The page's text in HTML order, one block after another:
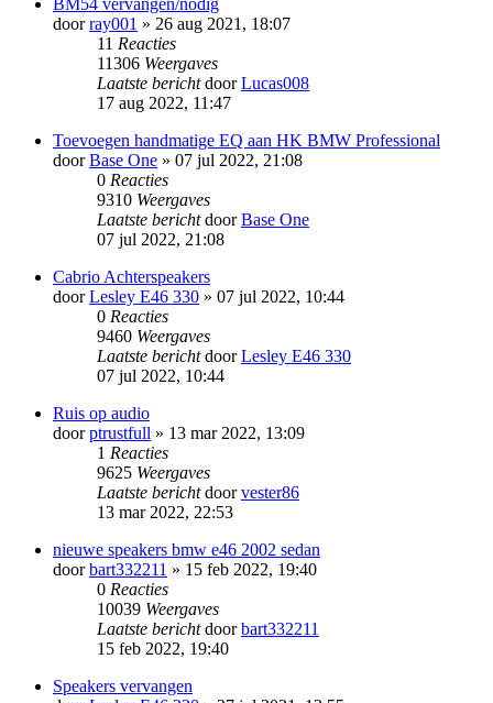
BM54 vervangen/nodig
doorray001 » 26 aug 2021, 18:07
11 Reacties
11306 Weergaves
Laatste berichtdoorLucas008
17 aug 2022, 11:47
Toevoegen handmatige EQ aan HK BMW Professional
doorBase One » 07 jul 2022, 21:08
0 Reacties
9310 Weergaves
Laatste berichtdoorBase One
07 jul 2022, 21:08
Cabrio Achterspeakers
doorLesley E46 330 » 07 jul 2022, 10:44
0 Reacties
9460 Weergaves
Laatste berichtdoorLesley E46 330
07 jul 2022, 10:44
Ruis op audio
doorptrustfull » 13 mar 2022, 13:09
1 Reacties
9625 Weergaves
Laatste berichtdoorvester86
13 mar 2022, 22:53
nieuwe speakers bmw e46 2002 sedan
doorbart332211 » 15 feb 2022, 19:40
0 Reacties
10039 Weergaves
Laatste berichtdoorbart332211
15 feb 2022, 19:40
Speakers vervangen